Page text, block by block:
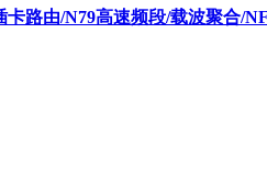
路由/N79高速频段/载波聚合/